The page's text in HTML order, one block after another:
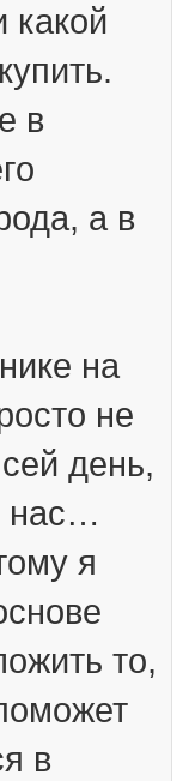
какой
в
а в
на
не
день,
нас…
я
то,
в